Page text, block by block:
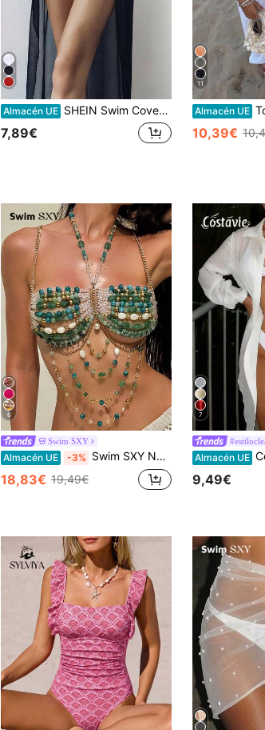
Almacén UE SHEIN Swim Cover up transparente con cinturón con hebilla
7,89€
11
Almacén UE Top de cobertura de
10,39€
6
Swim SXY
Almacén UE -3% Swim SXY Nuevo cubre todo colorido con cuentas para verano y otoño, diseño sexy y a la moda adecuado para festivales de música y festivales de música electrónica, cubre todo estilo bohemio para mujer
18,83€ 19,49€
7
Almacén UE
9,49€